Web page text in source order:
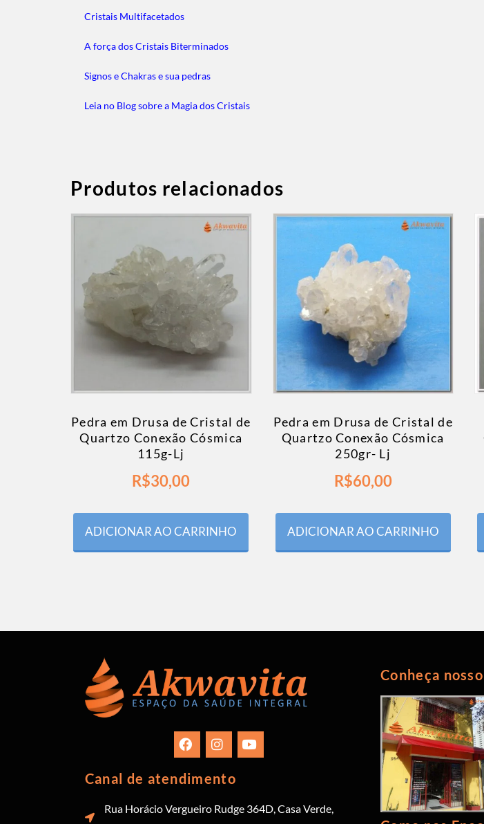
Cristais Multifacetados
A força dos Cristais Biterminados
Signos e Chakras e sua pedras
Leia no Blog sobre a Magia dos Cristais
Produtos relacionados
Pedra em Drusa de Cristal de
Quartzo Conexão Cósmica
115g-Lj
R$30,00
ADICIONAR AO CARRINHO
Pedra em Drusa de Cristal de
Quartzo Conexão Cósmica
250gr- Lj
R$60,00
ADICIONAR AO CARRINHO
Canal de atendimento
Rua Horácio Vergueiro Rudge 364D, Casa Verde,
Conheça